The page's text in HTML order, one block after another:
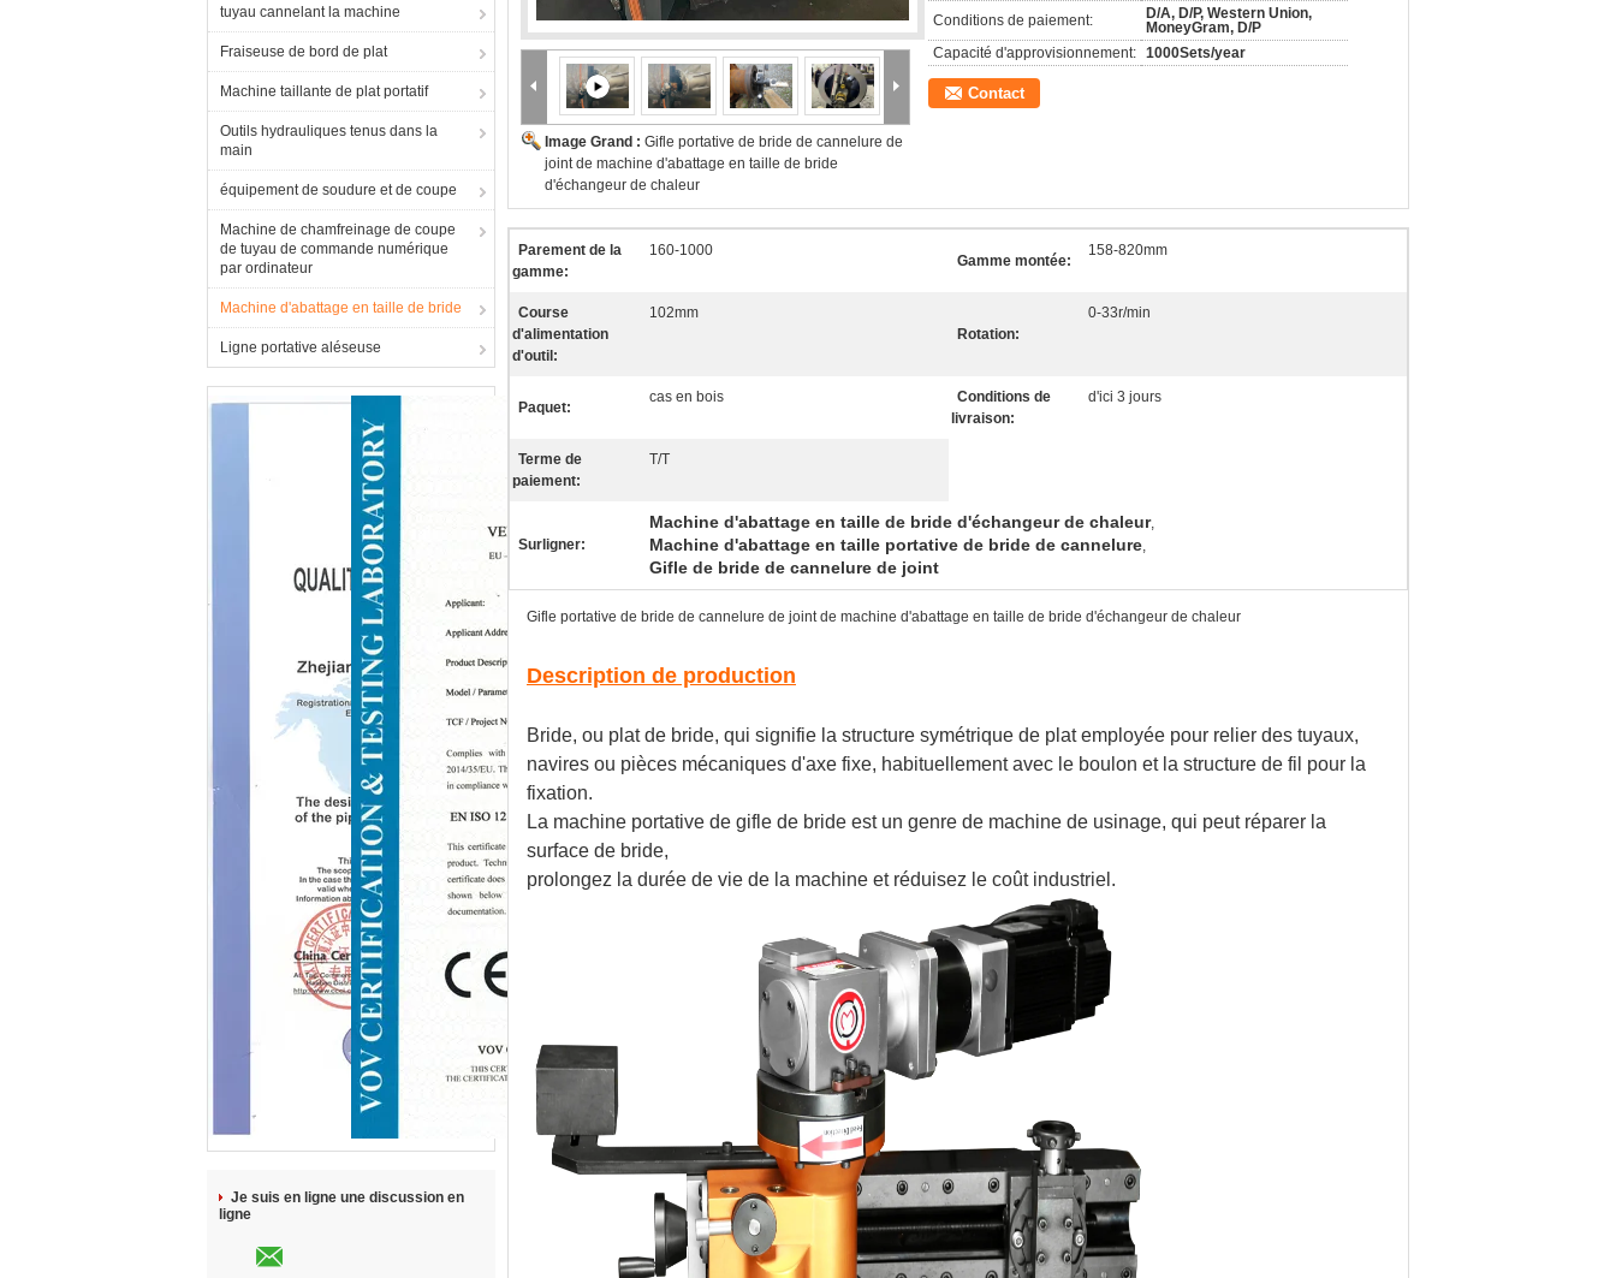
tuyau cannelant la machine
Fraiseuse de bord de plat
Machine taillante de plat portatif
Outils hydrauliques tenus dans la
main
équipement de soudure et de coupe
Machine de chamfreinage de coupe
de tuyau de commande numérique
par ordinateur
Machine d'abattage en taille de bride
Ligne portative aléseuse
Je suis en ligne une discussion en
ligne
Image Grand : Gifle portative de bride de cannelure de
joint de machine d'abattage en taille de bride
d'échangeur de chaleur
Conditions de paiement:
D/A, D/P, Western Union,
MoneyGram, D/P
Capacité d'approvisionnement: 1000Sets/year
Contact
Parement de la
gamme:
160-1000
Gamme montée:
158-820mm
Course
d'alimentation
d'outil:
102mm
Rotation:
0-33r/min
Paquet:
cas en bois
Conditions de
livraison:
d'ici 3 jours
Terme de
paiement:
T/T
Surligner:
Machine d'abattage en taille de bride d'échangeur de chaleur,
Machine d'abattage en taille portative de bride de cannelure,
Gifle de bride de cannelure de joint
Gifle portative de bride de cannelure de joint de machine d'abattage en taille de bride d'échangeur de chaleur
Description de production
Bride, ou plat de bride, qui signifie la structure symétrique de plat employée pour relier des tuyaux,
navires ou pièces mécaniques d'axe fixe, habituellement avec le boulon et la structure de fil pour la
fixation.
La machine portative de gifle de bride est un genre de machine de usinage, qui peut réparer la
surface de bride,
prolongez la durée de vie de la machine et réduisez le coût industriel.